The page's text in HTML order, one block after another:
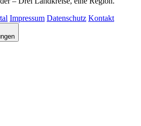
Impressum Datenschutz Kontakt